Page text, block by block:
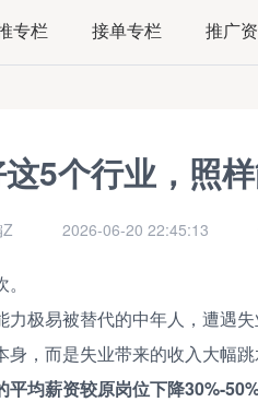
专栏 接单专栏 推广
5个行业，照样
2026-06-20 22:45:13
极易被替代的中年人，遭遇失
，而是失业带来的收入大幅跳
平均薪资较原岗位下降30%-